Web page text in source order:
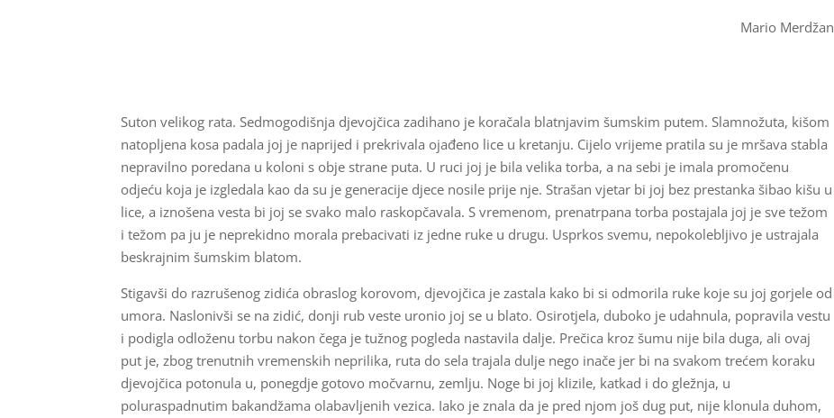
Mario Merdžan
Suton velikog rata. Sedmogodišnja djevojčica zadihano je koračala blatnjavim šumskim putem. Slamnožuta, kišom
natopljena kosa padala joj je naprijed i prekrivala ojađeno lice u kretanju. Cijelo vrijeme pratila su je mršava stabla
nepravilno poredana u koloni s obje strane puta. U ruci joj je bila velika torba, a na sebi je imala promočenu
odjeću koja je izgledala kao da su je generacije djece nosile prije nje. Strašan vjetar bi joj bez prestanka šibao kišu u
lice, a iznošena vesta bi joj se svako malo raskopčavala. S vremenom, prenatrpana torba postajala joj je sve težom
i težom pa ju je neprekidno morala prebacivati iz jedne ruke u drugu. Usprkos svemu, nepokolebljivo je ustrajala
beskrajnim šumskim blatom.
Stigavši do razrušenog zidića obraslog korovom, djevojčica je zastala kako bi si odmorila ruke koje su joj gorjele od
umora. Naslonivši se na zidić, donji rub veste uronio joj se u blato. Osirotjela, duboko je udahnula, popravila vestu
i podigla odloženu torbu nakon čega je tužnog pogleda nastavila dalje. Prečica kroz šumu nije bila duga, ali ovaj
put je, zbog trenutnih vremenskih neprilika, ruta do sela trajala dulje nego inače jer bi na svakom trećem koraku
djevojčica potonula u, ponegdje gotovo močvarnu, zemlju. Noge bi joj klizile, katkad i do gležnja, u
poluraspadnutim bakandžama olabavljenih vezica. Iako je znala da je pred njom još dug put, nije klonula duhom,